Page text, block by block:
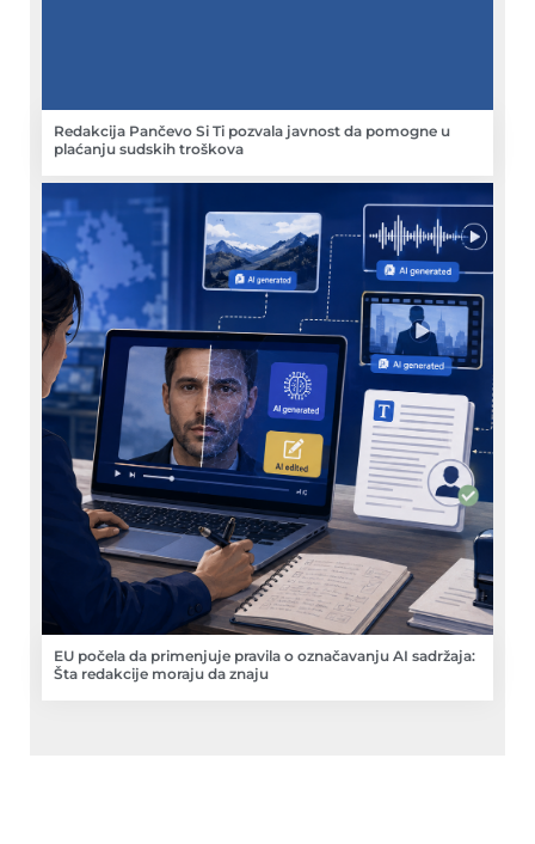
Redakcija Pančevo Si Ti pozvala javnost da pomogne u
plaćanju sudskih troškova
EU počela da primenjuje pravila o označavanju AI sadržaja:
Šta redakcije moraju da znaju